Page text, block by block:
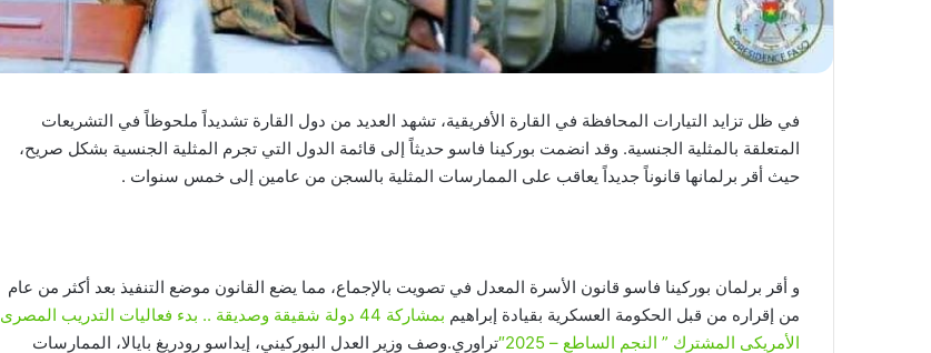
في ظل تزايد التيارات المحافظة في القارة الأفريقية، تشهد العديد من دول القارة تشديداً ملحوظاً في التشريعات
المتعلقة بالمثلية الجنسية. وقد انضمت بوركينا فاسو حديثاً إلى قائمة الدول التي تجرم المثلية الجنسية بشكل صريح،
حيث أقر برلمانها قانوناً جديداً يعاقب على الممارسات المثلية بالسجن من عامين إلى خمس سنوات .
و أقر برلمان بوركينا فاسو قانون الأسرة المعدل في تصويت بالإجماع، مما يضع القانون موضع التنفيذ بعد أكثر من عام
من إقراره من قبل الحكومة العسكرية بقيادة إبراهيم
بمشاركة 44 دولة شقيقة وصديقة .. بدء فعاليات التدريب المصرى
الأمريكى المشترك ” النجم الساطع – 2025″
تراوري.وصف وزير العدل البوركيني، إيداسو رودريغ بايالا، الممارسات